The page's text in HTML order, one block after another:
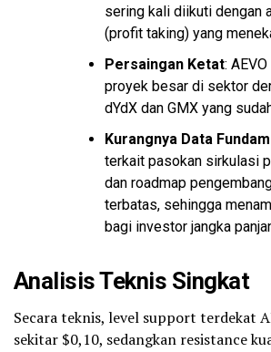
sering kali diikuti dengan
(profit taking) yang
Persaingan Ketat:
proyek besar di sektor
dYdX dan GMX yang
Kurangnya Data
terkait pasokan sirkulasi
dan roadmap
terbatas, sehingga
bagi investor jangka
Analisis Teknis Singkat
Secara teknis, level support terdekat
sekitar $0,10, sedangkan resistance